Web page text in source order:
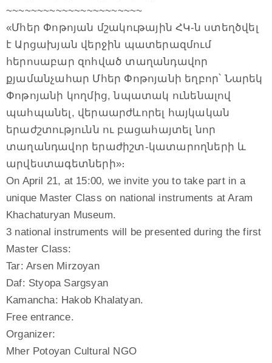
~~~~~~~~~~~~~~~~~~~~~~
«Մհեր Փոթոյան մշակութային ՀԿ-ն ստեղծվել
է Արցախյան վերջին պատերազմում
հերոսաբար զոհված տաղանդավոր
քյամանչահար Մհեր Փոթոյանի եղբոր՝ Նարեկ
Փոթոյանի կողմից, նպատակ ունենալով
պահպանել, վերաարժևորել հայկական
երաժշտությունն ու բացահայտել նոր
տաղանդավոր երաժիշտ-կատարողների և
արվեստագետների»։
On April 21, at 15:00, we invite you to take part in a
unique Master Class on national instruments at Aram
Khachaturyan Museum.
3 national instruments will be presented during the first
Master Class:
Tar: Arsen Mirzoyan
Daf: Styopa Sargsyan
Kamancha: Hakob Khalatyan.
Free entrance.
Organizer:
Mher Potoyan Cultural NGO